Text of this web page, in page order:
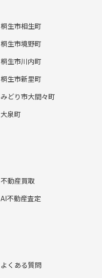
桐生市相生町
桐生市境野町
桐生市川内町
桐生市新里町
みどり市大間々町
大泉町
不動産買取
AI不動産査定
よくある質問